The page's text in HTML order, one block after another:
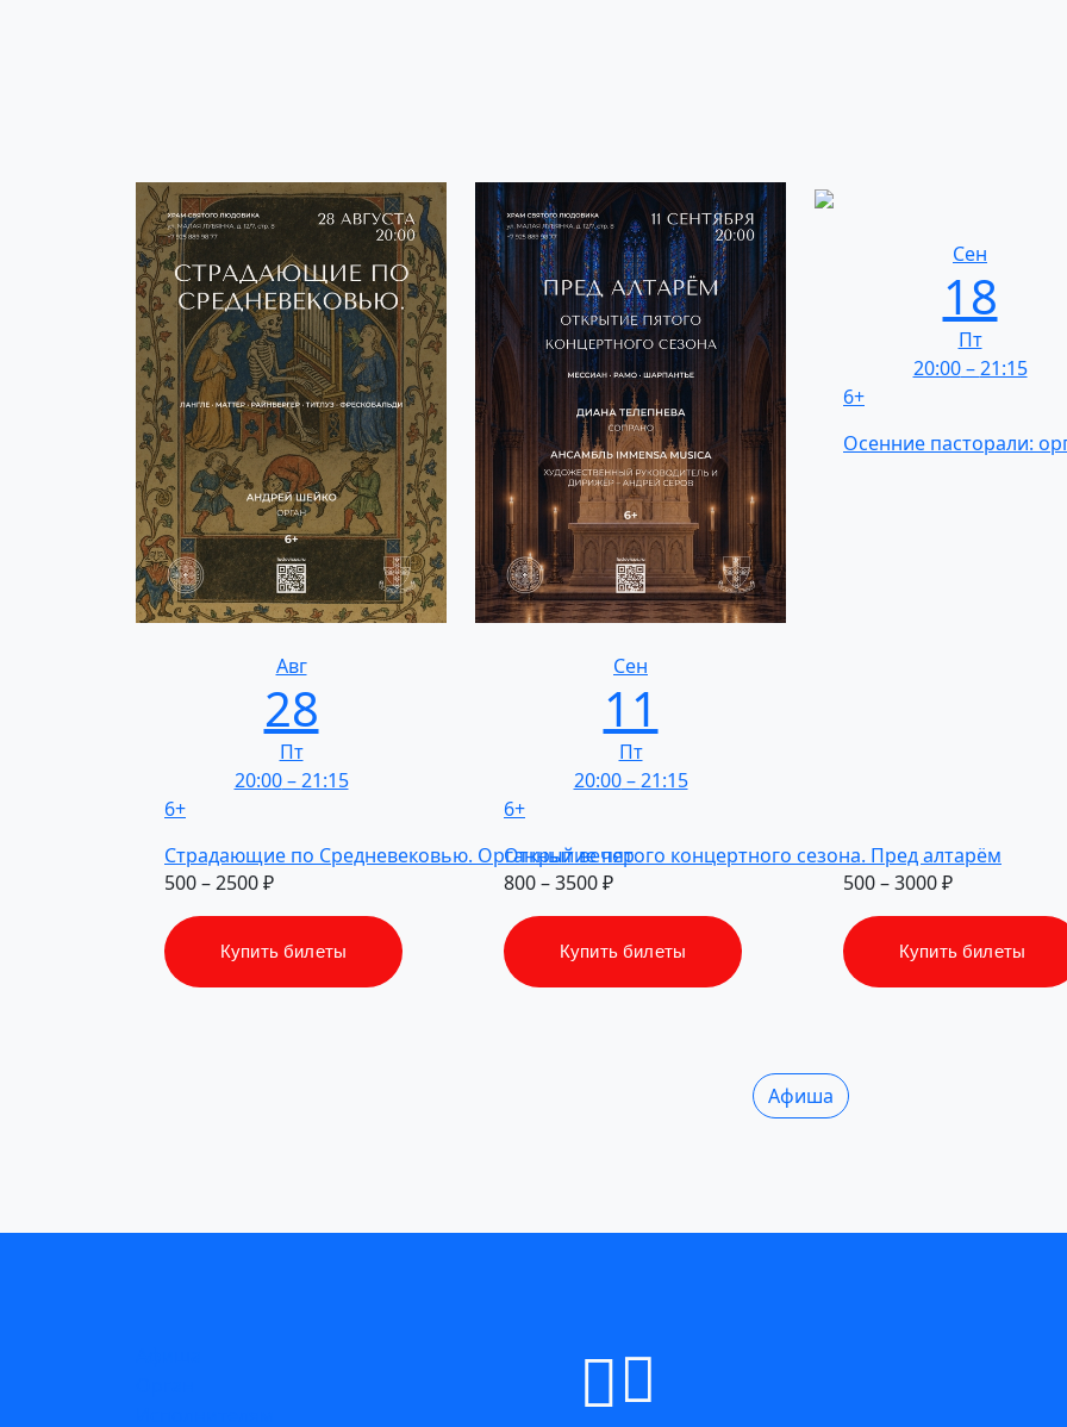
Авг
28
Пт
20:00–21:15
6+
Страдающие по Средневековью. Органныйвечер
500 – 2500 ₽
Купить билеты
Сен
11
Пт
20:00–21:15
6+
Открытиепятого концертного сезона. Предалтарём
800 – 3500 ₽
Купить билеты
Сен
18
Пт
20:00–21:15
6+
Осенние пасторали:
500 – 3000 ₽
Купить билеты
Афиша